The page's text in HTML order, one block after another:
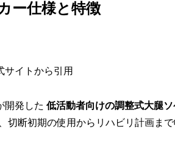
ー仕様と特徴
イトから引用
開発した 低活動者向けの調整式大腿ソ
断初期の使用からリハビリ計画まで